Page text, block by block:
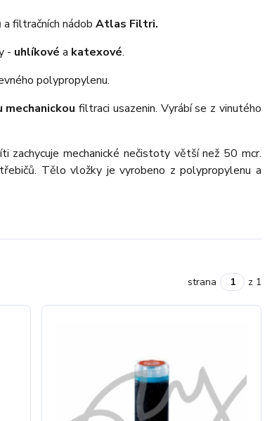
filtračních nádob Atlas Filtri.
- uhlíkové a katexové.
polypropylenu.
filtraci usazenin. Vyrábí se z vinutého
zachycuje mechanické nečistoty větší než 50 mcr.
Tělo vložky je vyrobeno z polypropylenu a
strana z 1